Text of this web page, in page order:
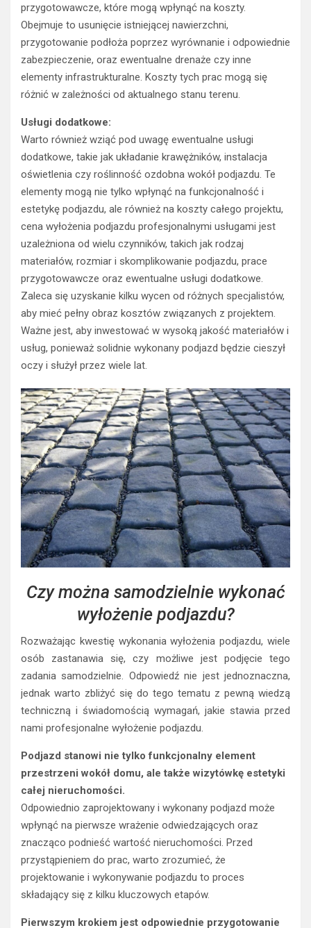
przygotowawcze, które mogą wpłynąć na koszty.
Obejmuje to usunięcie istniejącej nawierzchni,
przygotowanie podłoża poprzez wyrównanie i odpowiednie
zabezpieczenie, oraz ewentualne drenaże czy inne
elementy infrastrukturalne. Koszty tych prac mogą się
różnić w zależności od aktualnego stanu terenu.
Usługi dodatkowe:
Warto również wziąć pod uwagę ewentualne usługi
dodatkowe, takie jak układanie krawężników, instalacja
oświetlenia czy roślinność ozdobna wokół podjazdu. Te
elementy mogą nie tylko wpłynąć na funkcjonalność i
estetykę podjazdu, ale również na koszty całego projektu,
cena wyłożenia podjazdu profesjonalnymi usługami jest
uzależniona od wielu czynników, takich jak rodzaj
materiałów, rozmiar i skomplikowanie podjazdu, prace
przygotowawcze oraz ewentualne usługi dodatkowe.
Zaleca się uzyskanie kilku wycen od różnych specjalistów,
aby mieć pełny obraz kosztów związanych z projektem.
Ważne jest, aby inwestować w wysoką jakość materiałów i
usług, ponieważ solidnie wykonany podjazd będzie cieszył
oczy i służył przez wiele lat.
Czy można samodzielnie wykonać
wyłożenie podjazdu?
Rozważając kwestię wykonania wyłożenia podjazdu, wiele
osób zastanawia się, czy możliwe jest podjęcie tego
zadania samodzielnie. Odpowiedź nie jest jednoznaczna,
jednak warto zbliżyć się do tego tematu z pewną wiedzą
techniczną i świadomością wymagań, jakie stawia przed
nami profesjonalne wyłożenie podjazdu.
Podjazd stanowi nie tylko funkcjonalny element
przestrzeni wokół domu, ale także wizytówkę estetyki
całej nieruchomości.
Odpowiednio zaprojektowany i wykonany podjazd może
wpłynąć na pierwsze wrażenie odwiedzających oraz
znacząco podnieść wartość nieruchomości. Przed
przystąpieniem do prac, warto zrozumieć, że
projektowanie i wykonywanie podjazdu to proces
składający się z kilku kluczowych etapów.
Pierwszym krokiem jest odpowiednie przygotowanie